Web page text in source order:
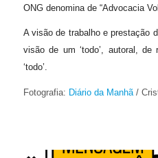
ONG denomina de “Advocacia
A visão de trabalho e prestação
visão de um ‘todo’, autoral,
‘todo’.
Fotografia: Diário da Manhã/